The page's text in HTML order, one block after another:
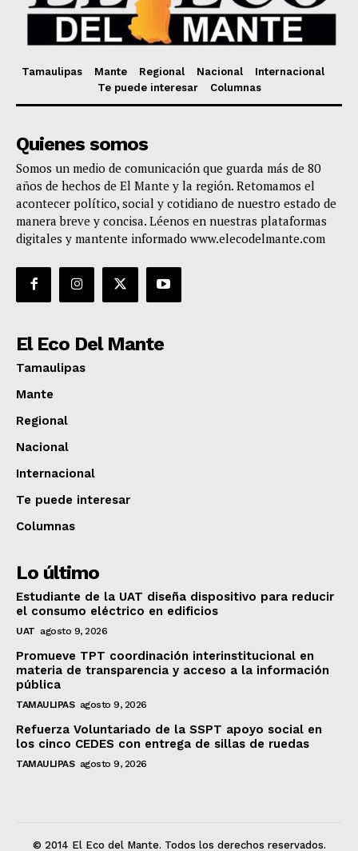
Tamaulipas Mante Regional Nacional
Internacional
Te puede interesar
Columnas
Quienes somos
Somos un medio de comunicación que guarda más de 80
años de hechos de El Mante y la región. Retomamos el
acontecer político, social y cotidiano de nuestro estado de
manera breve y concisa. Léenos en nuestras plataformas
digitales y mantente informado www.elecodelmante.com
El Eco Del Mante
Tamaulipas
Mante
Regional
Nacional
Internacional
Te puede interesar
Columnas
Lo último
Estudiante de la UAT diseña dispositivo para reducir
el consumo eléctrico en edificios
UAT agosto 9, 2026
Promueve TPT coordinación interinstitucional en
materia de transparencia y acceso a la información
pública
TAMAULIPAS agosto 9, 2026
Refuerza Voluntariado de la SSPT apoyo social en
los cinco CEDES con entrega de sillas de ruedas
TAMAULIPAS agosto 9, 2026
© 2014 El Eco del Mante. Todos los derechos reservados.